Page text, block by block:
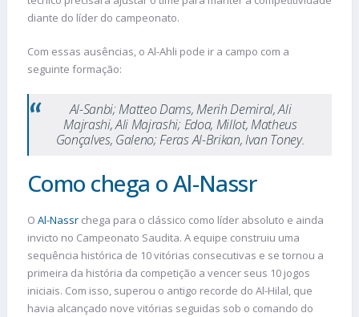
diante do líder do campeonato.
Com essas ausências, o Al-Ahli pode ir a campo com a
seguinte formação:
Al-Sanbi; Matteo Dams, Merih Demiral, Ali
Majrashi, Ali Majrashi; Edoa, Millot, Matheus
Gonçalves, Galeno; Feras Al-Brikan, Ivan Toney.
Como chega o Al-Nassr
O Al-Nassr chega para o clássico como líder absoluto e ainda
invicto no Campeonato Saudita. A equipe construiu uma
sequência histórica de 10 vitórias consecutivas e se tornou a
primeira da história da competição a vencer seus 10 jogos
iniciais. Com isso, superou o antigo recorde do Al-Hilal, que
havia alcançado nove vitórias seguidas sob o comando do